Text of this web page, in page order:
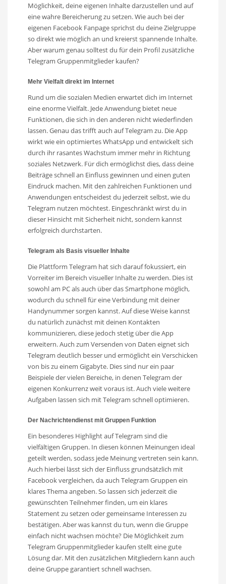
Möglichkeit, deine eigenen Inhalte darzustellen und auf
eine wahre Bereicherung zu setzen. Wie auch bei der
eigenen Facebook Fanpage sprichst du deine Zielgruppe
so direkt wie möglich an und kreierst spannende Inhalte.
Aber warum genau solltest du für dein Profil zusätzliche
Telegram Gruppenmitglieder kaufen?
Mehr Vielfalt direkt im Internet
Rund um die sozialen Medien erwartet dich im Internet
eine enorme Vielfalt. Jede Anwendung bietet neue
Funktionen, die sich in den anderen nicht wiederfinden
lassen. Genau das trifft auch auf Telegram zu. Die App
wirkt wie ein optimiertes WhatsApp und entwickelt sich
durch ihr rasantes Wachstum immer mehr in Richtung
soziales Netzwerk. Für dich ermöglichst dies, dass deine
Beiträge schnell an Einfluss gewinnen und einen guten
Eindruck machen. Mit den zahlreichen Funktionen und
Anwendungen entscheidest du jederzeit selbst, wie du
Telegram nutzen möchtest. Eingeschränkt wirst du in
dieser Hinsicht mit Sicherheit nicht, sondern kannst
erfolgreich durchstarten.
Telegram als Basis visueller Inhalte
Die Plattform Telegram hat sich darauf fokussiert, ein
Vorreiter im Bereich visueller Inhalte zu werden. Dies ist
sowohl am PC als auch über das Smartphone möglich,
wodurch du schnell für eine Verbindung mit deiner
Handynummer sorgen kannst. Auf diese Weise kannst
du natürlich zunächst mit deinen Kontakten
kommunizieren, diese jedoch stetig über die App
erweitern. Auch zum Versenden von Daten eignet sich
Telegram deutlich besser und ermöglicht ein Verschicken
von bis zu einem Gigabyte. Dies sind nur ein paar
Beispiele der vielen Bereiche, in denen Telegram der
eigenen Konkurrenz weit voraus ist. Auch viele weitere
Aufgaben lassen sich mit Telegram schnell optimieren.
Der Nachrichtendienst mit Gruppen Funktion
Ein besonderes Highlight auf Telegram sind die
vielfältigen Gruppen. In diesen können Meinungen ideal
geteilt werden, sodass jede Meinung vertreten sein kann.
Auch hierbei lässt sich der Einfluss grundsätzlich mit
Facebook vergleichen, da auch Telegram Gruppen ein
klares Thema angeben. So lassen sich jederzeit die
gewünschten Teilnehmer finden, um ein klares
Statement zu setzen oder gemeinsame Interessen zu
bestätigen. Aber was kannst du tun, wenn die Gruppe
einfach nicht wachsen möchte? Die Möglichkeit zum
Telegram Gruppenmitglieder kaufen stellt eine gute
Lösung dar. Mit den zusätzlichen Mitgliedern kann auch
deine Gruppe garantiert schnell wachsen.